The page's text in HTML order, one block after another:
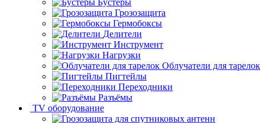
Грозозащита
Гермобоксы
Делители
Инструмент
Нагрузки
Облучатели для тарелок
Пигтейлы
Переходники
Разъёмы
TV оборудование